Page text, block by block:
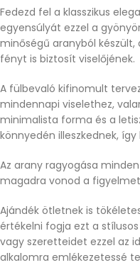
Fedezd fel a klasszikus
egyensúlyát ezzel a
minőségű aranyból
fényt is biztosít viselőjének.
A fülbevaló kifinomult
mindennapi viselethez,
minimalista forma és a
könnyedén illeszkednek,
Az arany ragyogása
magadra vonod a
Ajándék ötletnek is
értékelni fogja ezt a
vagy szeretteidet ezzel az
alkalomra emlékezetessé